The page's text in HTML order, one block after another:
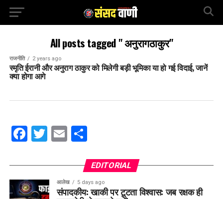
All posts tagged "‌ अनुरागठाकुर"
राजनीति 2 years ago
स्मृति ईरानी और अनुराग ठाकुर को मिलेगी बड़ी भूमिका या हो गई विदाई, जानें
क्या होगा आगे
Facebook
Twitter
EmailShare
EDITORIAL
आलेख 5 days ago
संपादकीय: खाकी पर टूटता विश्वास: जब रक्षक ही